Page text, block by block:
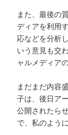
また、最後の
ディアを利用
応などを分析
いう意見も交
ャルメディア
まだまだ内容
子は、後日ア
公開されたら
で、私のよう